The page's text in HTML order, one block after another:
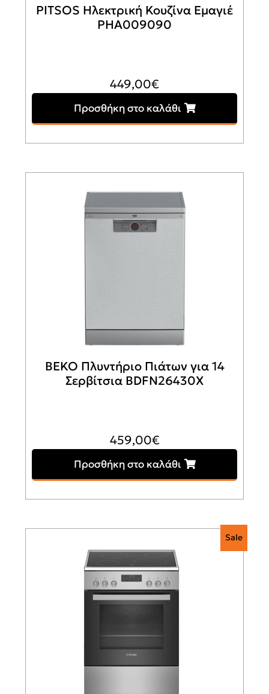
PITSOS Ηλεκτρική Κουζίνα Εμαγιέ
PHA009090
449,00€
Προσθήκη στο καλάθι
BEKO Πλυντήριο Πιάτων για 14
Σερβίτσια BDFN26430X
459,00€
Προσθήκη στο καλάθι
Sale